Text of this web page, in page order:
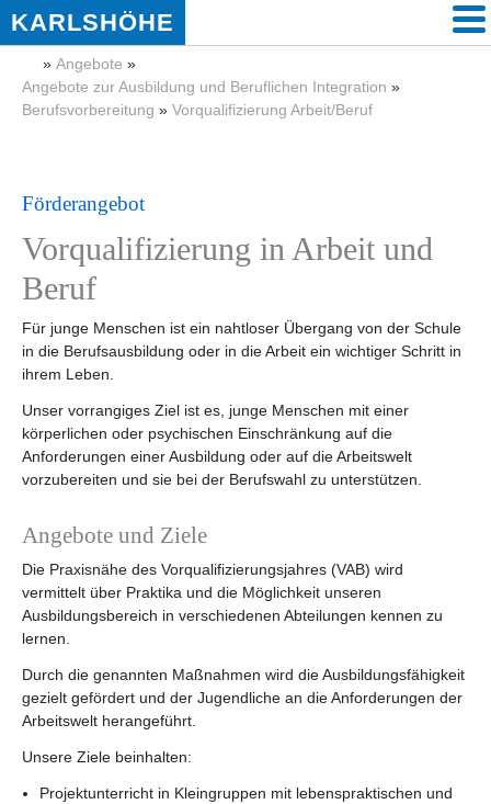
KARLSHÖHE
» Angebote »
Angebote zur Ausbildung und Beruflichen Integration »
Berufsvorbereitung » Vorqualifizierung Arbeit/Beruf
Förderangebot
Vorqualifizierung in Arbeit und
Beruf
Für junge Menschen ist ein nahtloser Übergang von der Schule
in die Berufsausbildung oder in die Arbeit ein wichtiger Schritt in
ihrem Leben.
Unser vorrangiges Ziel ist es, junge Menschen mit einer
körperlichen oder psychischen Einschränkung auf die
Anforderungen einer Ausbildung oder auf die Arbeitswelt
vorzubereiten und sie bei der Berufswahl zu unterstützen.
Angebote und Ziele
Die Praxisnähe des Vorqualifizierungsjahres (VAB) wird
vermittelt über Praktika und die Möglichkeit unseren
Ausbildungsbereich in verschiedenen Abteilungen kennen zu
lernen.
Durch die genannten Maßnahmen wird die Ausbildungsfähigkeit
gezielt gefördert und der Jugendliche an die Anforderungen der
Arbeitswelt herangeführt.
Unsere Ziele beinhalten:
Projektunterricht in Kleingruppen mit lebenspraktischen und